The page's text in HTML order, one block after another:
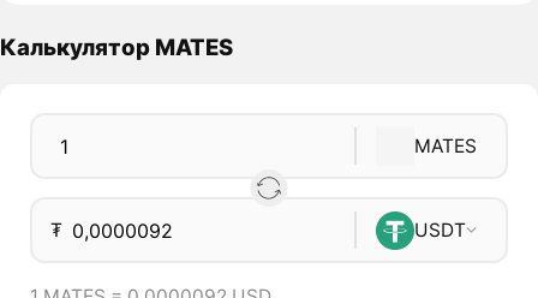
Калькулятор MATES
MATES
₮ USDT